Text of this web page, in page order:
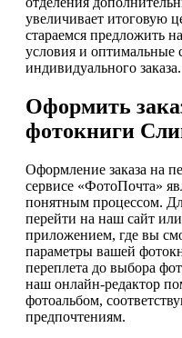
увеличивает итоговую
стараемся предложить
условия и оптимальные
индивидуального заказа.
Оформить
фотокниги
Оформление заказа на
сервисе «ФотоПочта»
понятным процессом.
перейти на наш сайт
приложением, где вы
параметры вашей
переплета до выбора
наш онлайн-редактор
фотоальбом,
предпочтениям.